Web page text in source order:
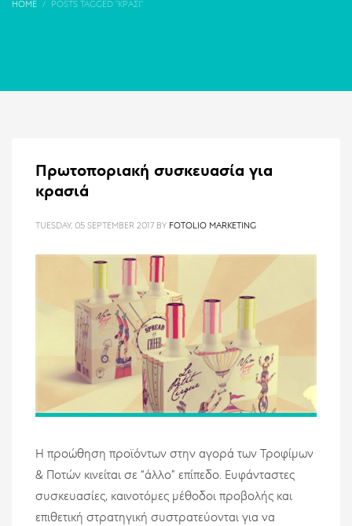
HOME POSTS TAGGED "ΚΡΑΣΊ"
Πρωτοποριακή συσκευασία για
κρασιά
TUESDAY, 05 SEPTEMBER 2017 BY FOTOLIO MARKETING
Η προώθηση προϊόντων στην αγορά των Τροφίμων
& Ποτών κινείται σε “άλλο” επίπεδο. Ευφάνταστες
συσκευασίες, καινοτόμες μέθοδοι προβολής και
επιθετική στρατηγική συστρατεύονται για να